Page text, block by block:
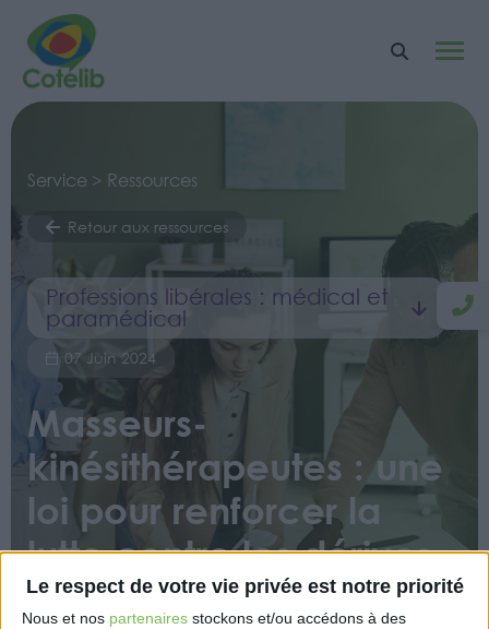
Le respect de votre vie privée est notre priorité
Nous et nos partenaires stockons et/ou accédons à des
Service > Ressources
Retour aux ressources
Professions libérales : médical et
paramédical
07 Juin 2024
Masseurs-
kinésithérapeutes : une
loi pour renforcer la
lutte contre les dérives
sectaires